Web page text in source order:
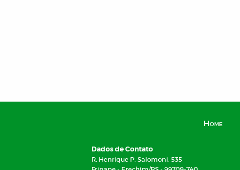
Home
Dados de Contato
R. Henrique P. Salomoni, 535 -